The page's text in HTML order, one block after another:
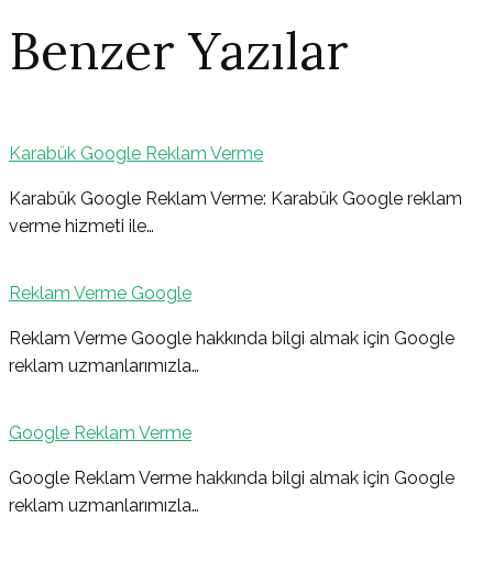
Benzer Yazılar
Karabük Google Reklam Verme
Karabük Google Reklam Verme: Karabük Google reklam
verme hizmeti ile…
Reklam Verme Google
Reklam Verme Google hakkında bilgi almak için Google
reklam uzmanlarımızla…
Google Reklam Verme
Google Reklam Verme hakkında bilgi almak için Google
reklam uzmanlarımızla…
Yazı
gezinmesi